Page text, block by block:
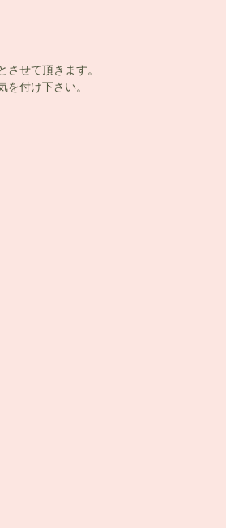
せて頂きます。
付け下さい。